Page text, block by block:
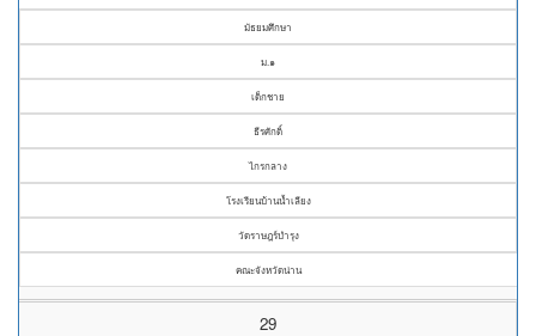
มัธยมศึกษา
ม.๑
เด็กชาย
ธีรศักดิ์
ไกรกลาง
โรงเรียนบ้านน้ำเลียง
วัดราษฎร์บำรุง
คณะจังหวัดน่าน
29